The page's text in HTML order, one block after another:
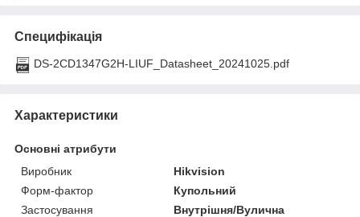
Специфікація
DS-2CD1347G2H-LIUF_Datasheet_20241025.pdf
Характеристики
Основні атрибути
Виробник
Hikvision
Форм-фактор
Купольний
Застосування
Внутрішня/Вулична